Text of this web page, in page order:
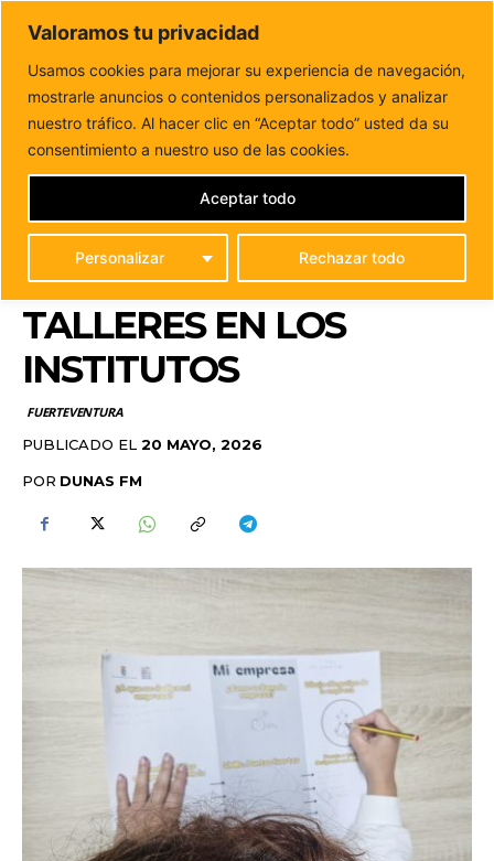
Valoramos tu privacidad
Usamos cookies para mejorar su experiencia de navegación,
mostrarle anuncios o contenidos personalizados y analizar
nuestro tráfico. Al hacer clic en “Aceptar todo” usted da su
consentimiento a nuestro uso de las cookies.
Personalizar Rechazar todo
Aceptar todo
DUNAS FM
Tu informacion de forma cercana
Inicio FUERTEVENTURA
La Oliva impulsa el espíritu
emprendedor entre los jóvenes con talleres en...
LA OLIVA IMPULSA EL
EMPRENDEDOR ENTRE
LOS JÓVENES CON
TALLERES EN LOS
INSTITUTOS
FUERTEVENTURA
PUBLICADO EL 20 MAYO, 2026
POR DUNAS FM